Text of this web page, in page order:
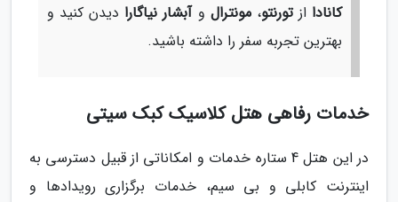
کانادا ازتورنتو،مونترال وآبشار نیاگارا دیدن کنید و
بهترین تجربه سفر را داشته باشید.
خدمات رفاهی هتل کلاسیک کبک سیتی
در این هتل 4 ستاره خدمات و امکاناتی از قبیل دسترسی به
اینترنت کابلی و بی سیم، خدمات برگزاری رویدادها و